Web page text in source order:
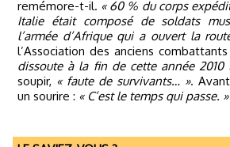
remémore-t-il. « 60 % du corps
Italie était composé de soldats
l’armée d’Afrique qui a ouvert la
l’Association des anciens
dissoute à la fin de cette année 2010
soupir, « faute de survivants… ».
un sourire : « C’est le temps qui passe. »